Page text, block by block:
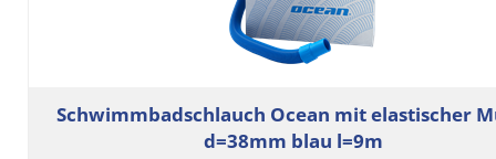
Schwimmbadschlauch Ocean mit elastischer
d=38mm blau l=9m